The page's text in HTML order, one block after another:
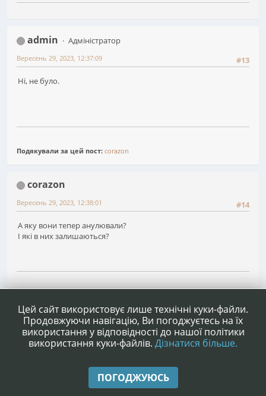
admin
Адміністратор
#13
Вересень 29, 2023, 12:37:09
Ні, не було.
Подякували за цей пост: corazon
corazon
#14
Вересень 29, 2023, 12:38:01
А яку вони тепер анулювали?
І які в них залишаються?
Допомога|Умови та правила|Нагору ▲
SMF 2.1.4 © 2023,Simple Machines
Цей сайт використовує лише технічні куки-файли.
Продовжуючи навігацію, Ви погоджуєтесь на їх
використання у відповідності до нашої політики
використання куки-файлів. Дізнатися більше.
ПОГОДЖУЮСЬ